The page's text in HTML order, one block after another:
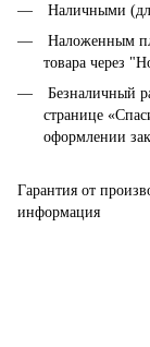
Наличными
Наложенным
товара через
Безналичный
странице
оформлении
Гарантия от
информация